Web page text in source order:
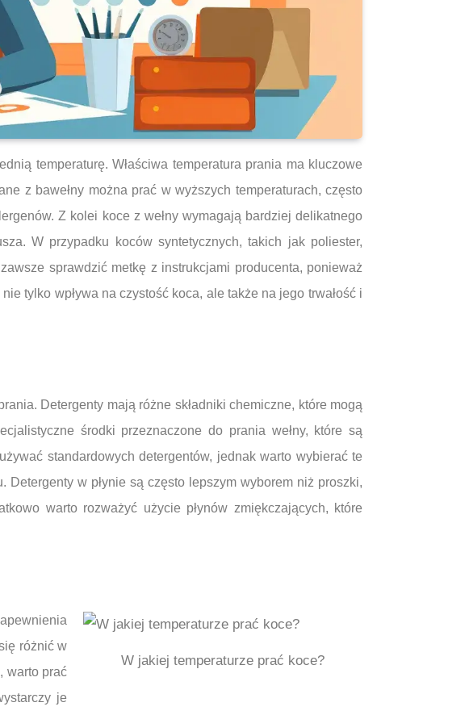
temperaturę. Właściwa temperatura prania ma kluczowe
z bawełny można prać w wyższych temperaturach, często
Z kolei koce z wełny wymagają bardziej delikatnego
W przypadku koców syntetycznych, takich jak poliester,
sprawdzić metkę z instrukcjami producenta, ponieważ
tylko wpływa na czystość koca, ale także na jego trwałość i
Detergenty mają różne składniki chemiczne, które mogą
środki przeznaczone do prania wełny, które są
standardowych detergentów, jednak warto wybierać te
w płynie są często lepszym wyborem niż proszki,
warto rozważyć użycie płynów zmiękczających, które
W jakiej temperaturze prać koce?
różnić w
warto prać
je